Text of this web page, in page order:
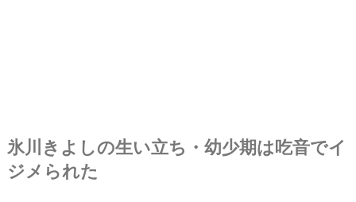
氷川きよしの生い立ち・幼少期は吃音でイ
ジメられた